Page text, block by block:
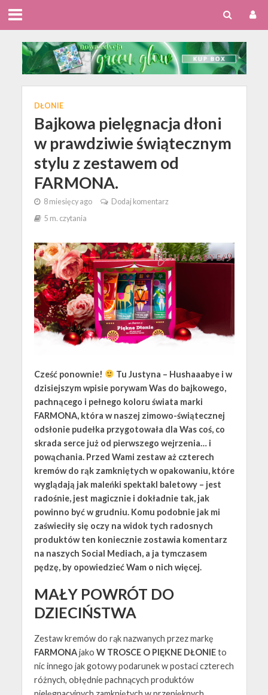
DŁONIE
Bajkowa pielęgnacja dłoni
w prawdziwie świątecznym
stylu z zestawem od
FARMONA.
8 miesięcy ago
Dodaj komentarz
5 m. czytania
Cześć ponownie!
Tu Justyna – Hushaaabye i w
dzisiejszym wpisie porywam Was do bajkowego,
pachnącego i pełnego koloru świata marki
FARMONA, która w naszej zimowo-świątecznej
odsłonie pudełka przygotowała dla Was coś, co
skrada serce już od pierwszego wejrzenia… i
powąchania. Przed Wami zestaw aż czterech
kremów do rąk zamkniętych w opakowaniu, które
wyglądają jak maleńki spektakl baletowy – jest
radośnie, jest magicznie i dokładnie tak, jak
powinno być w grudniu. Komu podobnie jak mi
zaświeciły się oczy na widok tych radosnych
produktów ten koniecznie zostawia komentarz
na naszych Social Mediach, a ja tymczasem
pędzę, by opowiedzieć Wam o nich więcej.
MAŁY POWRÓT DO
DZIECIŃSTWA
Zestaw kremów do rąk nazwanych przez markę
FARMONAjako W TROSCE O PIĘKNE DŁONIEto
nic innego jak gotowy podarunek w postaci czterech
różnych, obłędnie pachnących produktów